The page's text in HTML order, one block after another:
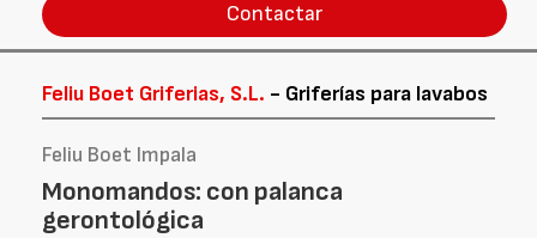
Contactar
Feliu Boet Griferias, S.L. - Griferías para lavabos
Feliu Boet Impala
Monomandos: con palanca
gerontológica